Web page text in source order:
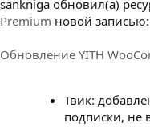
sankniga обновил(а)
Premium новой записью:
Обновление YITH
Твик:
подписки, не